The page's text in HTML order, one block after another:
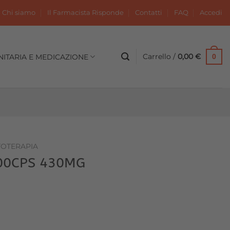
Chi siamo Il Farmacista Risponde Contatti FAQ Accedi
E MEDICAZIONE Carrello / 0,00€ 0
430MG